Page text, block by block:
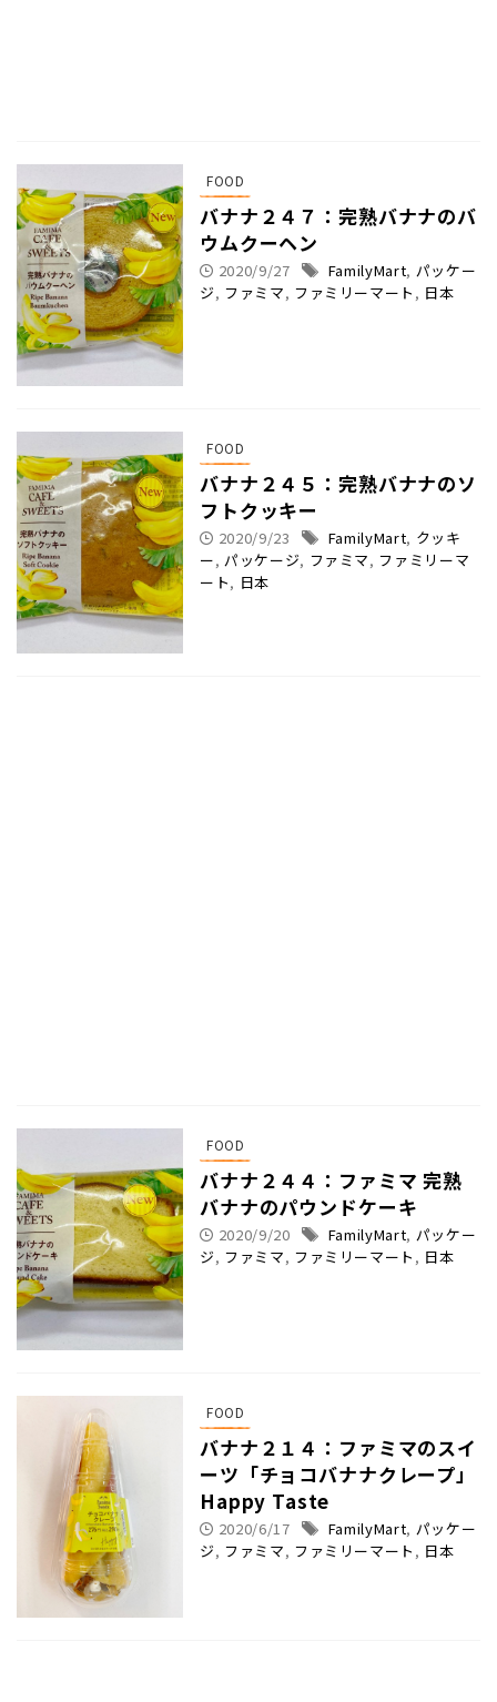
FOOD
バナナ２４７：完熟バナナのバ
ウムクーヘン
2020/9/27 FamilyMart, パッケー
ジ, ファミマ, ファミリーマート , 日本
FOOD
バナナ２４５：完熟バナナのソ
フトクッキー
2020/9/23 FamilyMart, クッキ
ー, パッケージ, ファミマ, ファミリーマ
ート, 日本
FOOD
バナナ２４４：ファミマ 完熟
バナナのパウンドケーキ
2020/9/20 FamilyMart, パッケー
ジ, ファミマ, ファミリーマート , 日本
FOOD
バナナ２１４：ファミマのスイ
ーツ「チョコバナナクレープ」
Happy Taste
2020/6/17 FamilyMart, パッケー
ジ, ファミマ, ファミリーマート , 日本